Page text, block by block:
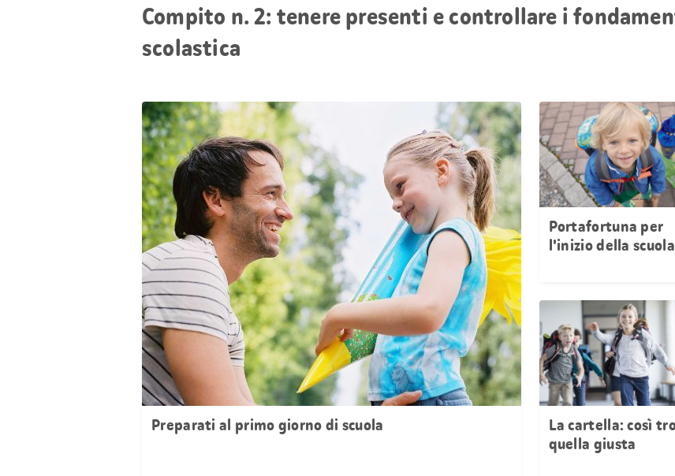
Compito n. 2: tenere presenti e controllare i
scolastica
Preparati al primo giorno di scuola
Portafortuna per
l'inizio della scuola
La cartella: così
quella giusta